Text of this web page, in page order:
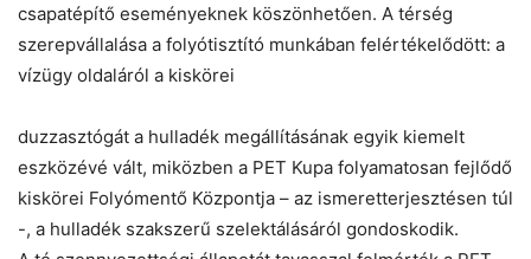
csapatépítő eseményeknek köszönhetően. A térség
szerepvállalása a folyótisztító munkában felértékelődött: a
vízügy oldaláról a kiskörei
duzzasztógát a hulladék megállításának egyik kiemelt
eszközévé vált, miközben a PET Kupa folyamatosan fejlődő
kiskörei Folyómentő Központja – az ismeretterjesztésen túl
-, a hulladék szakszerű szelektálásáról gondoskodik.